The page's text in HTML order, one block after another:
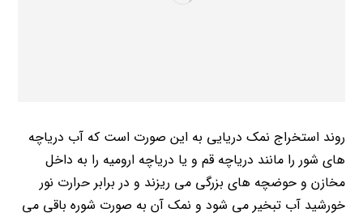
روند استخراج نمک دریایی به این صورت است که آب دریاچه
های شور را مانند دریاچه قم و یا دریاچه ارومیه را به داخل
مخازن و حوضچه های بزرگی می ریزند و در برابر حرارت نور
خورشید آب تبخیر می شود و نمک آن به صورت شوره باقی می